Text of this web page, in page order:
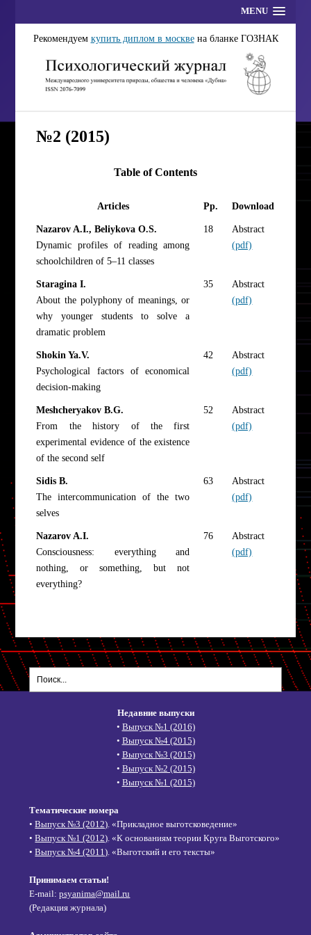
MENU
Рекомендуем купить диплом в москвена бланке ГОЗНАК
№2 (2015)
Table of Contents
Articles Pp. Download
Nazarov A.I., Beliykova O.S.
Dynamic profiles of reading among
schoolchildren of 5–11 classes
18
Abstract
(pdf)
Staragina I.
About the polyphony of meanings, or
why younger students to solve a
dramatic problem
35
Abstract
(pdf)
Shokin Ya.V.
Psychological factors of economical
decision-making
42
Abstract
(pdf)
Meshcheryakov B.G.
From the history of the first
experimental evidence of the existence
of the second self
52
Abstract
(pdf)
Sidis B.
The intercommunication of the two
selves
63
Abstract
(pdf)
Nazarov A.I.
Consciousness: everything and
nothing, or something, but not
everything?
76
Abstract
(pdf)
Недавние выпуски
• Выпуск №1 (2016)
• Выпуск №4 (2015)
• Выпуск №3 (2015)
• Выпуск №2 (2015)
• Выпуск №1 (2015)
Тематические номера
•Выпуск №3 (2012) . «Прикладное выготсковедение»
•Выпуск №1 (2012) . «К основаниям теории Круга Выготского»
•Выпуск №4 (2011) . «Выготский и его тексты»
Принимаем статьи!
E-mail:psyanima@mail.ru
(Редакция журнала)